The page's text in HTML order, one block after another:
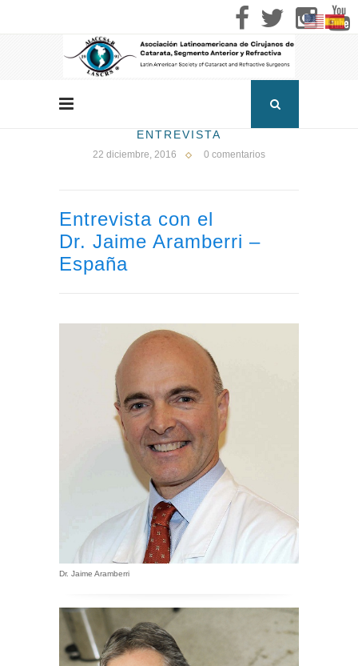
ENTREVISTA
22 diciembre, 2016 0 comentarios
Entrevista con el
Dr. Jaime Aramberri –
España
Dr. Jaime Aramberri